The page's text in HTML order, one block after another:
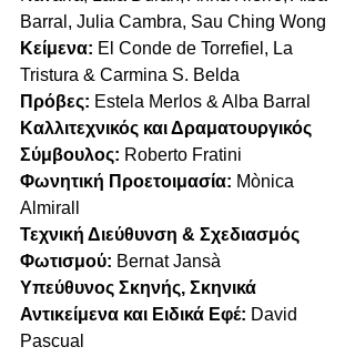
Barral, Julia Cambra, Sau Ching Wong
Κείμενα: El Conde de Torrefiel, La
Tristura & Carmina S. Belda
Πρόβες: Estela Merlos & Alba Barral
Καλλιτεχνικός και Δραματουργικός
Σύμβουλος: Roberto Fratini
Φωνητική Προετοιμασία: Mònica
Almirall
Τεχνική Διεύθυνση & Σχεδιασμός
Φωτισμού: Bernat Jansà
Υπεύθυνος Σκηνής, Σκηνικά
Αντικείμενα και Ειδικά Εφέ: David
Pascual